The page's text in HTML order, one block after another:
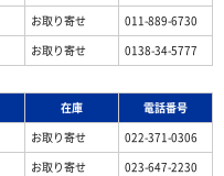
お取り寄せ
011-889-6730
お取り寄せ 0138-34-5777
在庫
電話番号
お取り寄せ
022-371-0306
お取り寄せ
023-647-2230